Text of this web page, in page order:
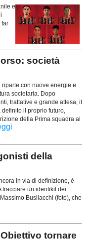
e
far
società
riparte con nuove energie e
societaria. Dopo
trattative e grande attesa, il
il proprio futuro,
della Prima squadra al
della
in via di definizione, è
tracciare un identikit dei
Busilacchi (foto), che
tornare